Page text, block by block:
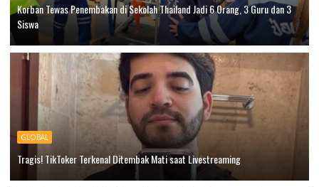
Korban Tewas Penembakan di Sekolah Thailand Jadi 6 Orang, 3 Guru dan 3
Siswa
GLOBAL
Tragis! TikToker Terkenal Ditembak Mati saat Livestreaming